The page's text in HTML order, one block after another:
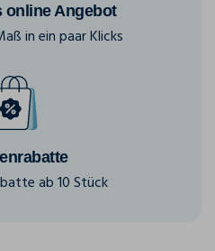
online Angebot
in ein paar Klicks
ab 10 Stück